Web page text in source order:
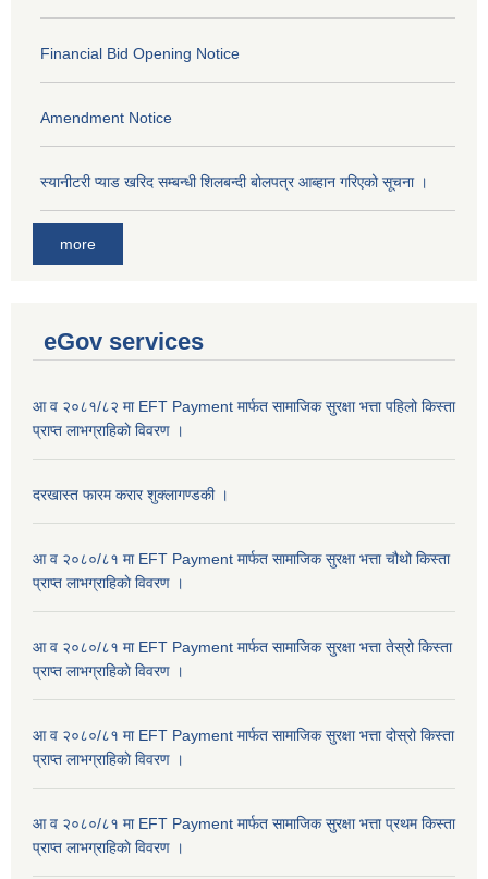
Financial Bid Opening Notice
Amendment Notice
स्यानीटरी प्याड खरिद सम्बन्धी शिलबन्दी बोलपत्र आब्हान गरिएको सूचना ।
more
eGov services
आ व २०८१/८२ मा EFT Payment मार्फत सामाजिक सुरक्षा भत्ता पहिलो किस्ता
प्राप्त लाभग्राहिकाे विवरण ।
दरखास्त फारम करार शुक्लागण्डकी ।
आ व २०८०/८१ मा EFT Payment मार्फत सामाजिक सुरक्षा भत्ता चौथो किस्ता
प्राप्त लाभग्राहिकाे विवरण ।
आ व २०८०/८१ मा EFT Payment मार्फत सामाजिक सुरक्षा भत्ता तेस्रो किस्ता
प्राप्त लाभग्राहिकाे विवरण ।
आ व २०८०/८१ मा EFT Payment मार्फत सामाजिक सुरक्षा भत्ता दोस्रो किस्ता
प्राप्त लाभग्राहिकाे विवरण ।
आ व २०८०/८१ मा EFT Payment मार्फत सामाजिक सुरक्षा भत्ता प्रथम किस्ता
प्राप्त लाभग्राहिकाे विवरण ।